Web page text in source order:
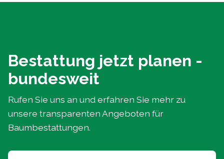
Bestattung jetzt planen -
bundesweit
Rufen Sie uns an und erfahren Sie mehr zu
unsere transparenten Angeboten für
Baumbestattungen.